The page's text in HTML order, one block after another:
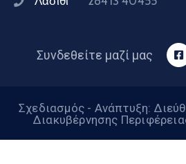
Συνδεθείτε μαζί μας
Σχεδιασμός - Ανάπτυξη:
Διακυβέρνησης